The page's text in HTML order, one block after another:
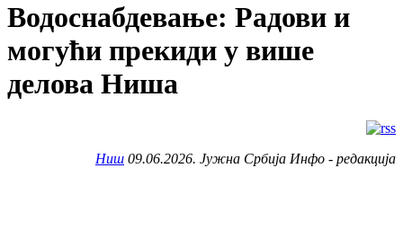
Водоснабдевање: Радови и
могући прекиди у више
делова Ниша
Ниш 09.06.2026. Јужна Србија Инфо - редакција